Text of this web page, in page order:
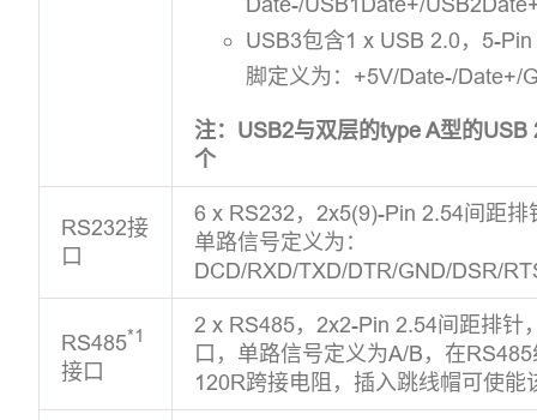
USB3包含1 x USB 2.0，5-
脚定义为：+5V/Date-/Date+/
注：USB2与双层的type A型的USB
个
RS232接
口
6 x RS232，2x5(9)-Pin 2.54间距
单路信号定义为：
DCD/RXD/TXD/DTR/GND/DSR/
RS485*1
接口
2 x RS485，2x2-Pin 2.54间距排针
口，单路信号定义为A/B，在
120R跨接电阻，插入跳线帽可使能